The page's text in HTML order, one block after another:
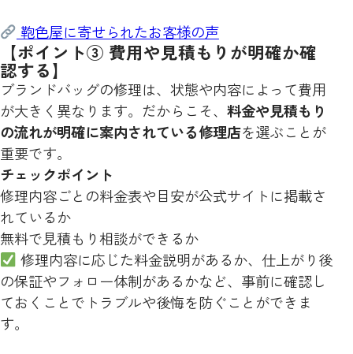
鞄色屋に寄せられたお客様の声
【ポイント③ 費用や見積もりが明確か確
認する】
ブランドバッグの修理は、状態や内容によって費用
が大きく異なります。だからこそ、 料金や見積もり
の流れが明確に案内されている修理店を選ぶことが
重要です。
チェックポイント
修理内容ごとの料金表や目安が公式サイトに掲載さ
れているか
無料で見積もり相談ができるか
修理内容に応じた料金説明があるか、仕上がり後
の保証やフォロー体制があるかなど、事前に確認し
ておくことでトラブルや後悔を防ぐことができま
す。